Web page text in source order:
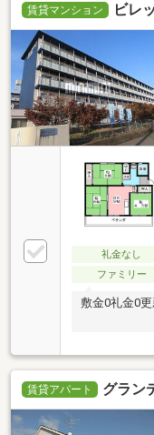
賃貸マンション ビレ
礼金なし
ファミリー
敷金0礼金0
賃貸アパート グラン